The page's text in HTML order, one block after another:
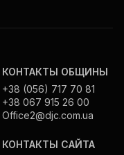
КОНТАКТЫ ОБЩИНЫ
+38 (056) 717 70 81
+38 067 915 26 00
Office2@djc.com.ua
КОНТАКТЫ САЙТА